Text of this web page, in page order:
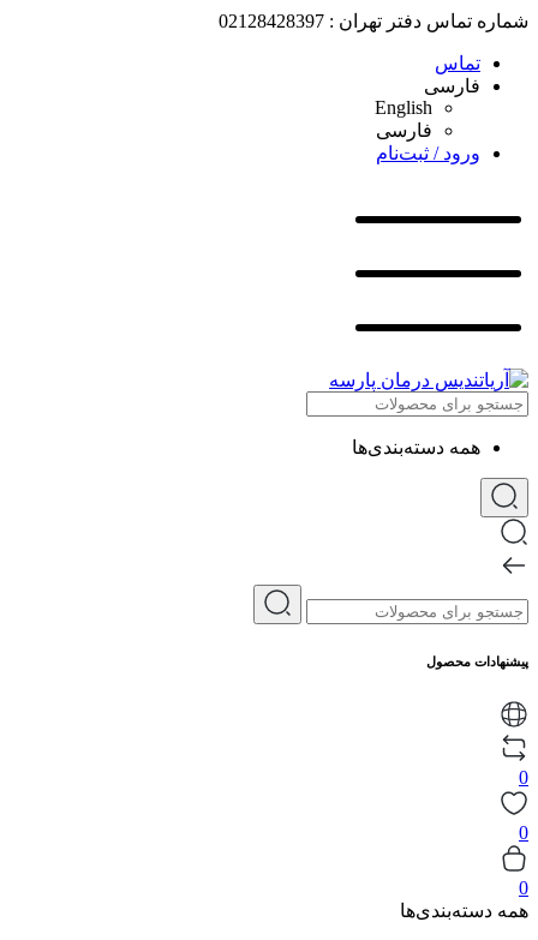
شماره تماس دفتر تهران : 02128428397
تماس
فارسی
English
فارسی
ورود / ثبت‌نام
همه دسته‌بندی‌ها
پیشنهادات محصول
0
0
0
همه دسته‌بندی‌ها